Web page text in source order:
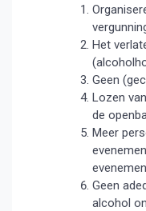
Het
Geen
Lozen
de
Meer
Geen
alcohol